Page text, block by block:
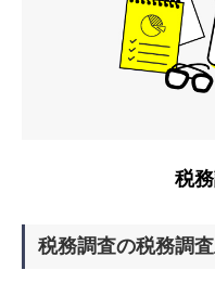
税
税務調査の税務調